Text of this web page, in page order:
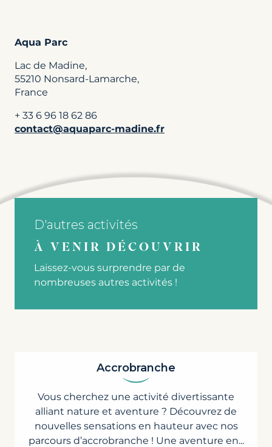
Aqua Parc
Lac de Madine,
55210 Nonsard-Lamarche,
France
+ 33 6 96 18 62 86
contact@aquaparc-madine.fr
D'autres activités
À VENIR DÉCOUVRIR
Laissez-vous surprendre par de
nombreuses autres activités !
Accrobranche
Vous cherchez une activité divertissante
alliant nature et aventure ? Découvrez de
nouvelles sensations en hauteur avec nos
parcours d’accrobranche ! Une aventure en...